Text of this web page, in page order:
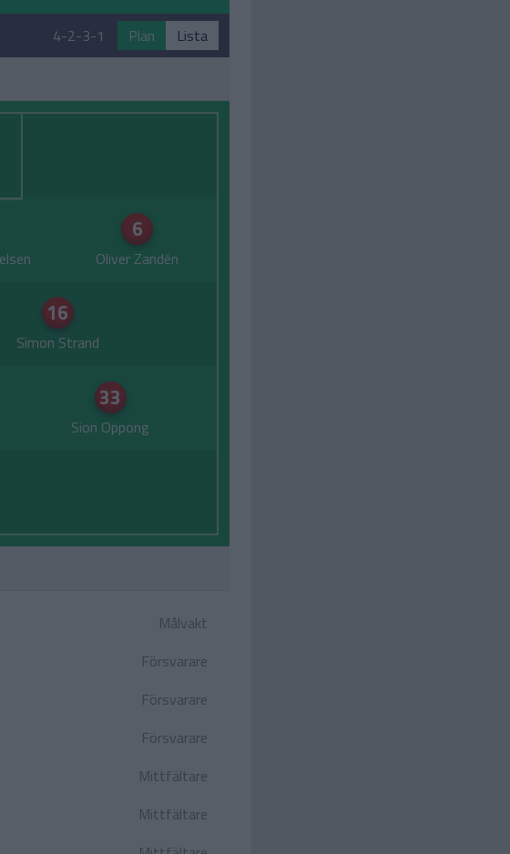
4-2-3-1 Plan
Lista
6
Oliver Zandén
16
Simon Strand
33
Sion Oppong
Målvakt
Försvarare
Försvarare
Försvarare
Mittfältare
Mittfältare